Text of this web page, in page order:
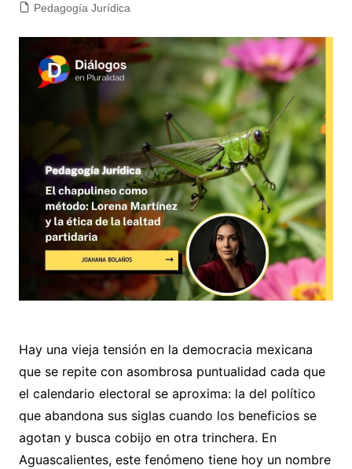
Pedagogía Jurídica
Hay una vieja tensión en la democracia mexicana
que se repite con asombrosa puntualidad cada que
el calendario electoral se aproxima: la del político
que abandona sus siglas cuando los beneficios se
agotan y busca cobijo en otra trinchera. En
Aguascalientes, este fenómeno tiene hoy un nombre